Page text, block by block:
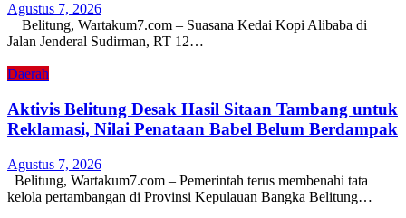
Agustus 7, 2026
Belitung, Wartakum7.com – Suasana Kedai Kopi Alibaba di
Jalan Jenderal Sudirman, RT 12…
Daerah
Aktivis Belitung Desak Hasil Sitaan Tambang untuk
Reklamasi, Nilai Penataan Babel Belum Berdampak
Agustus 7, 2026
Belitung, Wartakum7.com – Pemerintah terus membenahi tata
kelola pertambangan di Provinsi Kepulauan Bangka Belitung…